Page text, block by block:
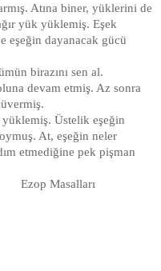
Atına biner, yüklerini de
yük yüklemiş. Eşek
eşeğin dayanacak gücü
birazını sen al.
devam etmiş. Az sonra
yüklemiş. Üstelik eşeğin
At, eşeğin neler
etmediğine pek pişman